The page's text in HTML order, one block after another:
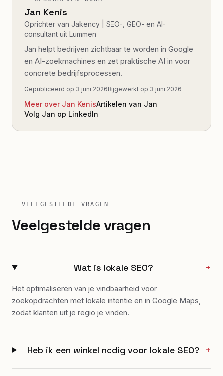
Jan Kenis
Oprichter van Jakency | SEO-, GEO- en AI-
consultant uit Lummen
Jan helpt bedrijven zichtbaar te worden in Google
en AI-zoekmachines en zet praktische AI in voor
concrete bedrijfsprocessen.
Gepubliceerd op 3 juni 2026Bijgewerkt op 3 juni 2026
Meer over Jan KenisArtikelen van Jan
Volg Jan op LinkedIn
VEELGESTELDE VRAGEN
Veelgestelde vragen
Wat is lokale SEO? +
Het optimaliseren van je vindbaarheid voor
zoekopdrachten met lokale intentie en in Google Maps,
zodat klanten uit je regio je vinden.
Heb ik een winkel nodig voor lokale SEO? +